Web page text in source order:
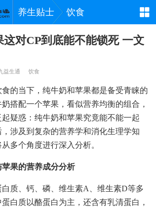
养生贴士 饮食
这对CP到底能不能锁死 一文
益生通 饮食
的当下，纯牛奶和苹果都是备受青睐的
搭配一个苹果，看似营养均衡的组合，
疑惑：纯牛奶和苹果究竟能不能一起
涉及到复杂的营养学和消化生理学知
多个角度进行深入分析。
果的营养成分分析
质、钙、磷、维生素A、维生素D等多
白质以酪蛋白为主，还含有乳清蛋白，